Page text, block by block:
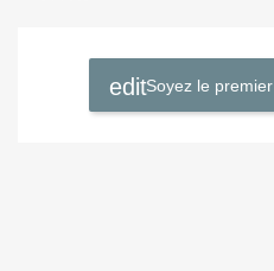
Soyez le